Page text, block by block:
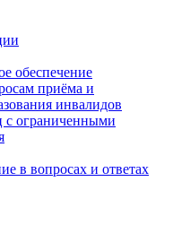
обеспечение
приёма и
инвалидов
с ограниченными
в вопросах и ответах